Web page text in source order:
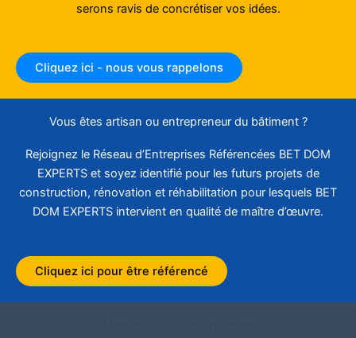
serons ravis de concrétiser vos idées.
Cliquez ici - nous vous rappelons
Vous êtes artisan ou entrepreneur du bâtiment ?
Rejoignez le Réseau d’Entreprises Référencées BET DOM
EXPERTS et soyez identifié pour les futurs projets de
construction, rénovation et réhabilitation pour lesquels BET
DOM EXPERTS intervient en qualité de maître d’œuvre.
Cliquez ici pour être référencé